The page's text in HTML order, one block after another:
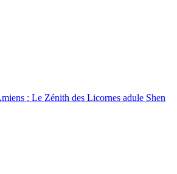
: Le Zénith des Licornes adule Shen